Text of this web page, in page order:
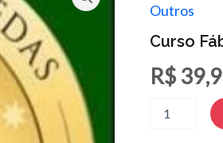
Outros
Curso
R$
Fábrica